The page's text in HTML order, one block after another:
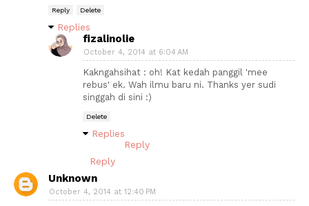
Reply Delete
Replies
fizalinolie
October 4, 2014 at 6:04 AM
Kakngahsihat : oh! Kat kedah panggil 'mee
rebus' ek. Wah ilmu baru ni. Thanks yer sudi
singgah di sini :)
Delete
Replies
Reply
Reply
Unknown
October 4, 2014 at 12:40 PM